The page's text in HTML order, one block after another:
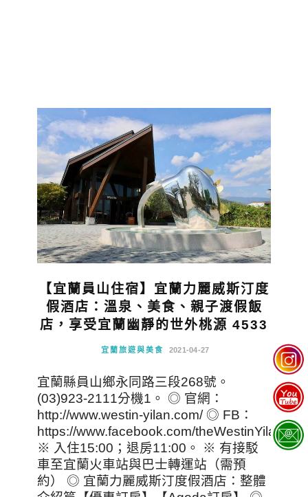
【宜蘭員山住宿】宜蘭力麗威斯汀度
假酒店：溫泉、美食、親子渡假飯
店，享受宜蘭幽靜的世外桃源 4533
宜蘭旅遊與美食 2021-04-27
宜蘭縣員山鄉永同路三段268號。
(03)923-2111分機1。 ◎ 官網：
http://www.westin-yilan.com/ ◎ FB：
https://www.facebook.com/theWestinYilan/
※ 入住15:00；退房11:00。 ※ 有接駁
車至宜蘭火車站與巴士轉運站（需預
約） ◎ 宜蘭力麗威斯汀度假酒店：整體